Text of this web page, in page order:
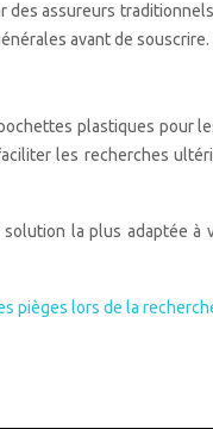
assureurs
avant de souscrire.
plastiques pour
les recherches
la plus adaptée
pièges lors de la